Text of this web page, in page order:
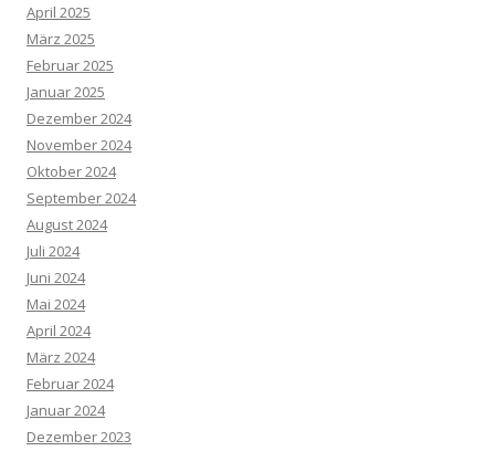
April 2025
März 2025
Februar 2025
Januar 2025
Dezember 2024
November 2024
Oktober 2024
September 2024
August 2024
Juli 2024
Juni 2024
Mai 2024
April 2024
März 2024
Februar 2024
Januar 2024
Dezember 2023